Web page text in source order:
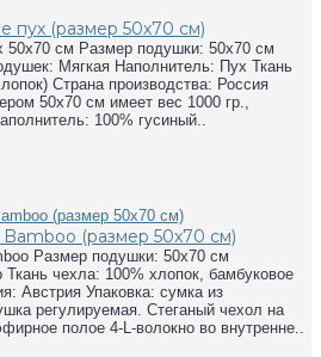
пух (размер 50х70 см)
см Размер подушки: 50х70 см
Мягкая Наполнитель: Пух Ткань
Страна производства: Россия
50х70 см имеет вес 1000 гр.,
100% гусиный..
(размер 50х70 см)
Размер подушки: 50х70 см
чехла: 100% хлопок, бамбуковое
Австрия Упаковка: сумка из
регулируемая. Стеганый чехол на
полое 4-L-волокно во внутренне..